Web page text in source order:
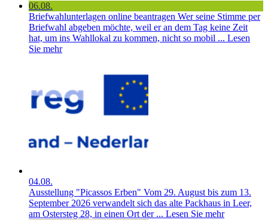
06.08.
Briefwahlunterlagen online beantragen Wer seine Stimme per
Briefwahl abgeben möchte, weil er an dem Tag keine Zeit
hat, um ins Wahllokal zu kommen, nicht so mobil ... Lesen
Sie mehr
04.08.
Ausstellung "Picassos Erben" Vom 29. August bis zum 13.
September 2026 verwandelt sich das alte Packhaus in Leer,
am Ostersteg 28, in einen Ort der ... Lesen Sie mehr